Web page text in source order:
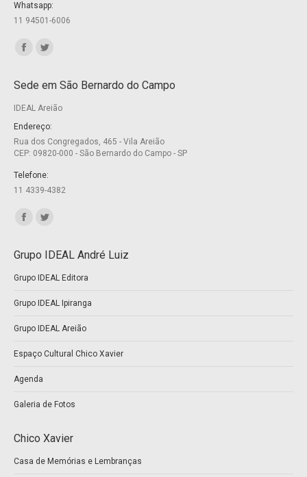
Whatsapp:
11 94501-6006
Encontre-nos em:
opens
in
new
window
opens
in
new
window
Sede em São Bernardo do Campo
IDEAL Areião
Endereço:
Rua dos Congregados, 465 - Vila Areião
CEP: 09820-000 - São Bernardo do Campo - SP
Telefone:
11 4339-4382
Encontre-nos em:
opens
in
opens
in
Grupo IDEAL André Luiz
Grupo IDEAL Editora
Grupo IDEAL Ipiranga
Grupo IDEAL Areião
Espaço Cultural Chico Xavier
Agenda
Galeria de Fotos
Chico Xavier
Casa de Memórias e Lembranças